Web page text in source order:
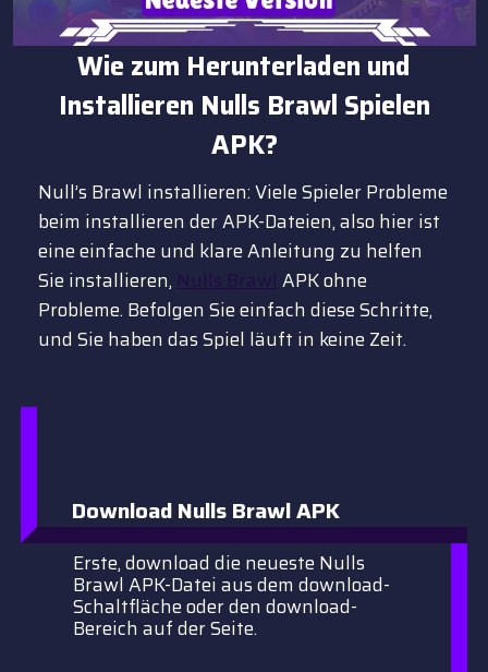
Wie zum Herunterladen und
Installieren Nulls Brawl Spielen
APK?
Null’s Brawl installieren: Viele Spieler Probleme
beim installieren der APK-Dateien, also hier ist
eine einfache und klare Anleitung zu helfen
Sie installieren, Nulls Brawl APK ohne
Probleme. Befolgen Sie einfach diese Schritte,
und Sie haben das Spiel läuft in keine Zeit.
Download Nulls Brawl APK
Erste, download die neueste Nulls
Brawl APK-Datei aus dem download-
Schaltfläche oder den download-
Bereich auf der Seite.